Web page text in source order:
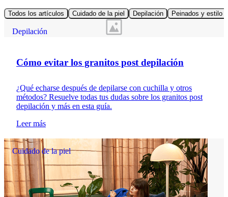
Todos los artículos Cuidado de la piel Depilación Peinados y estilo
Depilación
Cómo evitar los granitos post depilación
¿Qué echarse después de depilarse con cuchilla y otros
métodos? Resuelve todas tus dudas sobre los granitos post
depilación y más en esta guía.
Leer más
Cuidado de la piel